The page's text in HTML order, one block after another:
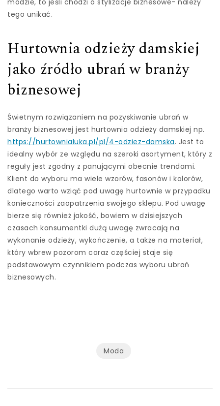
tego unikać.
Hurtownia odzieży damskiej
jako źródło ubrań w branży
biznesowej
Świetnym rozwiązaniem na pozyskiwanie ubrań w
branży biznesowej jest hurtownia odzieży damskiej np.
https://hurtownialuka.pl/pl/4-odziez-damska. Jest to
idealny wybór ze względu na szeroki asortyment, który z
reguły jest zgodny z panującymi obecnie trendami.
Klient do wyboru ma wiele wzorów, fasonów i kolorów,
dlatego warto wziąć pod uwagę hurtownie w przypadku
konieczności zaopatrzenia swojego sklepu. Pod uwagę
bierze się również jakość, bowiem w dzisiejszych
czasach konsumentki dużą uwagę zwracają na
wykonanie odzieży, wykończenie, a także na materiał,
który wbrew pozorom coraz częściej staje się
podstawowym czynnikiem podczas wyboru ubrań
biznesowych.
Moda